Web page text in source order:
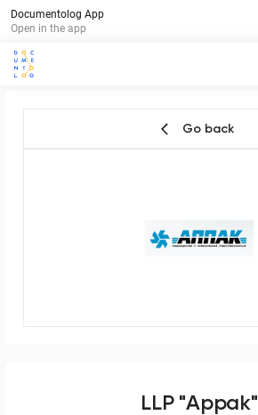
Documentolog App
Open in the app
Go back
LLP "Appak"